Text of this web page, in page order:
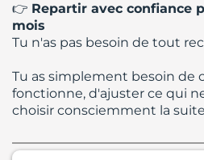
👉 Repartir avec confiance
mois
Tu n'as pas besoin de tout
Tu as simplement besoin de
fonctionne, d'ajuster ce qui
choisir consciemment la